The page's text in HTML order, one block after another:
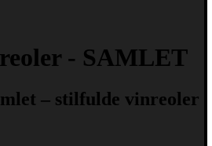
- SAMLET
– stilfulde vinreoler